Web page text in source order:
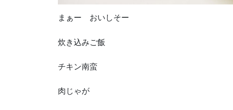
まぁー おいしそー
炊き込みご飯
チキン南蛮
肉じゃが